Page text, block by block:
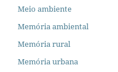
Meio ambiente
Memória ambiental
Memória rural
Memória urbana